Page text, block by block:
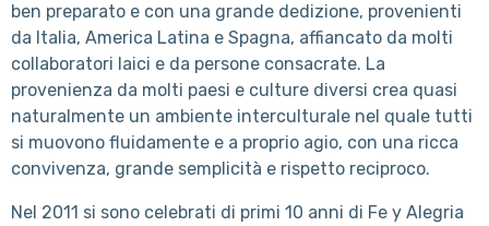
ben preparato e con una grande dedizione, provenienti
da Italia, America Latina e Spagna, affiancato da molti
collaboratori laici e da persone consacrate. La
provenienza da molti paesi e culture diversi crea quasi
naturalmente un ambiente interculturale nel quale tutti
si muovono fluidamente e a proprio agio, con una ricca
convivenza, grande semplicità e rispetto reciproco.
Nel 2011 si sono celebrati di primi 10 anni di Fe y Alegria